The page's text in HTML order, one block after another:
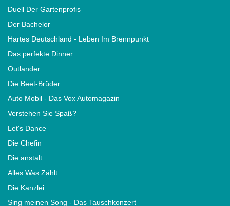
Duell Der Gartenprofis
Der Bachelor
Hartes Deutschland - Leben Im Brennpunkt
Das perfekte Dinner
Outlander
Die Beet-Brüder
Auto Mobil - Das Vox Automagazin
Verstehen Sie Spaß?
Let's Dance
Die Chefin
Die anstalt
Alles Was Zählt
Die Kanzlei
Sing meinen Song - Das Tauschkonzert